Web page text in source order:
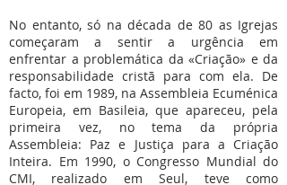
No entanto, só na década de 80 as Igrejas
começaram a sentir a urgência em
enfrentar a problemática da «Criação» e da
responsabilidade cristã para com ela. De
facto, foi em 1989, na Assembleia Ecuménica
Europeia, em Basileia, que apareceu, pela
primeira vez, no tema da própria
Assembleia: Paz e Justiça para a Criação
Inteira. Em 1990, o Congresso Mundial do
CMI, realizado em Seul, teve como